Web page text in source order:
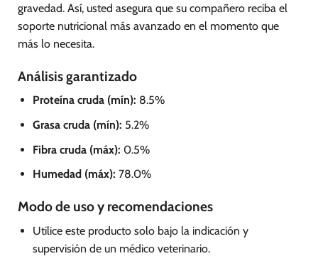
gravedad. Así, usted asegura que su compañero reciba el
soporte nutricional más avanzado en el momento que
más lo necesita.
Análisis garantizado
Proteína cruda (mín): 8.5%
Grasa cruda (mín): 5.2%
Fibra cruda (máx): 0.5%
Humedad (máx): 78.0%
Modo de uso y recomendaciones
Utilice este producto solo bajo la indicación y
supervisión de un médico veterinario.